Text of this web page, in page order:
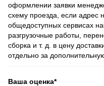
оформлении заявки
схему проезда, если адрес
общедоступных сервисах
разгрузочные работы,
сборка и т. д. в цену
отдельно за
Ваша оценка*